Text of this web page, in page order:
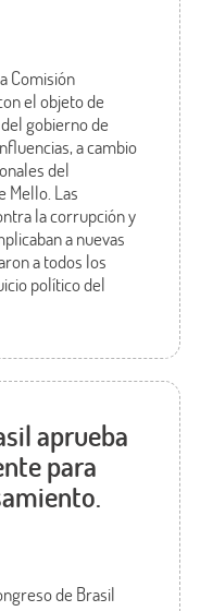
Comisión
el objeto de
gobierno de
a cambio
del
Mello. Las
la corrupción y
a nuevas
a todos los
político del
aprueba
para
de Brasil